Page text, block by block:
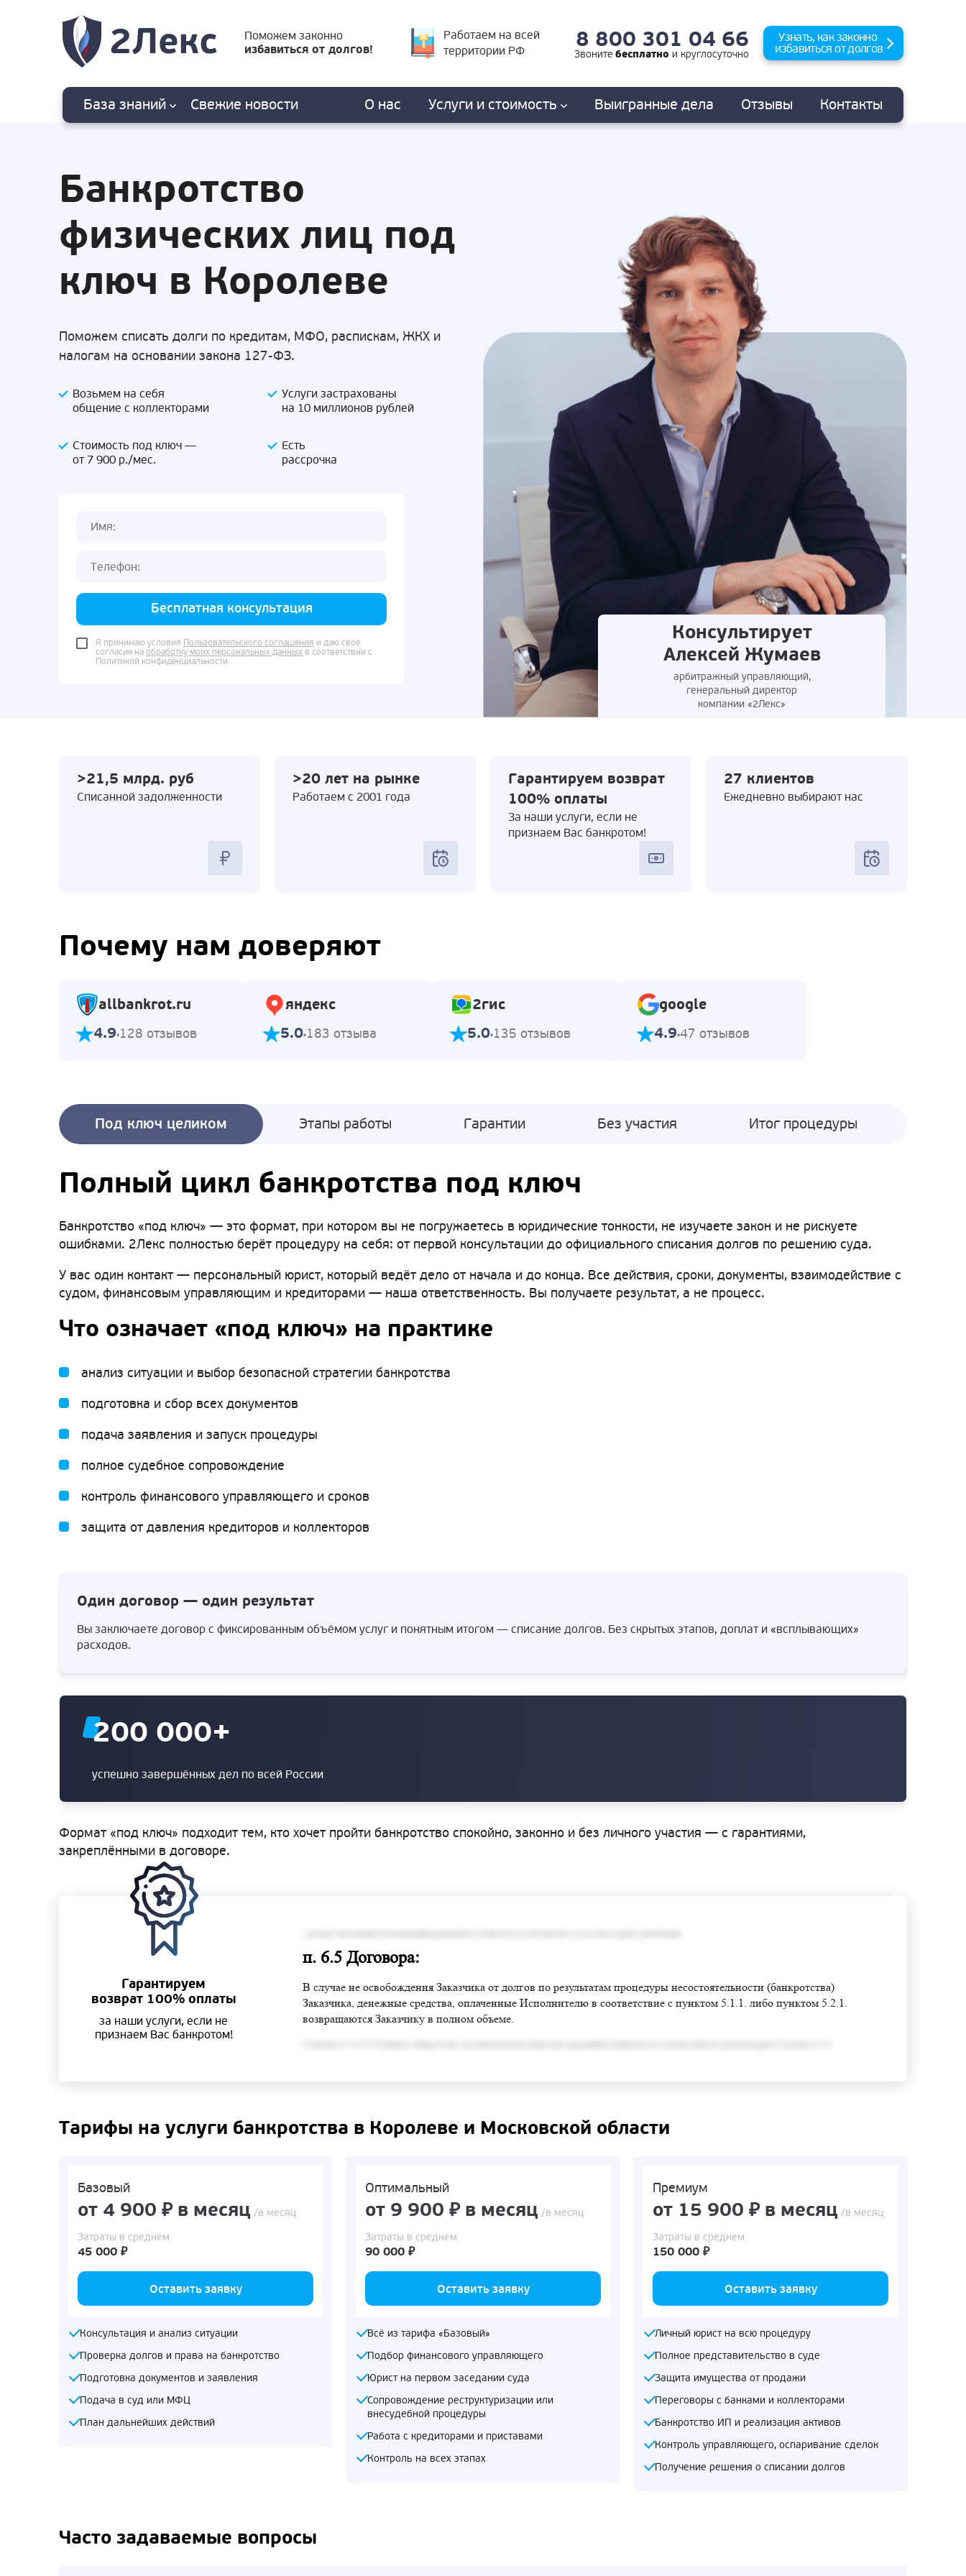
Поможем законно
избавиться от долгов!
Работаем на всей
территории РФ
8 800 301 04 66
Звонитебесплатно икруглосуточно
Узнать, как законно
избавиться от долгов
База знаний Свежие новости О нас Услуги и стоимость Выигранные дела Отзывы Контакты
Банкротство
физических лиц под
ключ в Королеве
Поможем списать долги по кредитам, МФО, распискам, ЖКХ и
налогам на основании закона 127-ФЗ.
Возьмем на себя
общение с коллекторами
Услуги застрахованы
на 10 миллионов рублей
Стоимость под ключ —
от 7 900 р./мес.
Есть
рассрочка
Бесплатная консультация
Я принимаю условия Пользовательского соглашения и даю свое
согласие на обработку моих персональных данных в соответствии с
Политикой конфиденциальности
Консультирует
Алексей Жумаев
арбитражный управляющий,
генеральный директор
компании «2Лекс»
>21,5 млрд. руб
Cписанной задолженности
>20 лет на рынке
Работаем с 2001 года
Гарантируем возврат
100% оплаты
За наши услуги, если не
признаем Вас банкротом!
27 клиентов
Ежедневно выбирают нас
Почему нам доверяют
allbankrot.ru
4.9 128 отзывов
яндекс
5.0 183 отзыва
2гис
5.0 135 отзывов
google
4.9 47 отзывов
Под ключ целиком Этапы работы Гарантии Без участия Итог процедуры
Полный цикл банкротства под ключ
Банкротство «под ключ» — это формат, при котором вы не погружаетесь в юридические тонкости, не изучаете закон и не рискуете
ошибками. 2Лекс полностью берёт процедуру на себя: от первой консультации до официального списания долгов по решению суда.
У вас один контакт — персональный юрист, который ведёт дело от начала и до конца. Все действия, сроки, документы, взаимодействие с
судом, финансовым управляющим и кредиторами — наша ответственность. Вы получаете результат, а не процесс.
Что означает «под ключ» на практике
анализ ситуации и выбор безопасной стратегии банкротства
подготовка и сбор всех документов
подача заявления и запуск процедуры
полное судебное сопровождение
контроль финансового управляющего и сроков
защита от давления кредиторов и коллекторов
Один договор — один результат
Вы заключаете договор с фиксированным объёмом услуг и понятным итогом — списание долгов. Без скрытых этапов, доплат и «всплывающих»
расходов.
200 000+
успешно завершённых дел по всей России
Формат «под ключ» подходит тем, кто хочет пройти банкротство спокойно, законно и без личного участия — с гарантиями,
закреплёнными в договоре.
Гарантируем
возврат 100% оплаты
за наши услуги, если не
признаем Вас банкротом!
п. 6.5 Договора:
В случае не освобождения Заказчика от долгов по результатам процедуры несостоятельности (банкротства)
Заказчика, денежные средства, оплаченные Исполнителю в соответствие с пунктом 5.1.1. либо пунктом 5.2.1.
возвращаются Заказчику в полном объеме.
Тарифы на услуги банкротства в Королеве и Московской области
Базовый
от 4 900 ₽ в месяц /в месяц
Затраты в среднем
45 000 ₽
Оставить заявку
Консультация и анализ ситуации
Проверка долгов и права на банкротство
Подготовка документов и заявления
Подача в суд или МФЦ
План дальнейших действий
Оптимальный
от 9 900 ₽ в месяц /в месяц
Затраты в среднем
90 000 ₽
Оставить заявку
Всё из тарифа «Базовый»
Подбор финансового управляющего
Юрист на первом заседании суда
Сопровождение реструктуризации или
внесудебной процедуры
Работа с кредиторами и приставами
Контроль на всех этапах
Премиум
от 15 900 ₽ в месяц /в месяц
Затраты в среднем
150 000 ₽
Оставить заявку
Личный юрист на всю процедуру
Полное представительство в суде
Защита имущества от продажи
Переговоры с банками и коллекторами
Банкротство ИП и реализация активов
Контроль управляющего, оспаривание сделок
Получение решения о списании долгов
Часто задаваемые вопросы